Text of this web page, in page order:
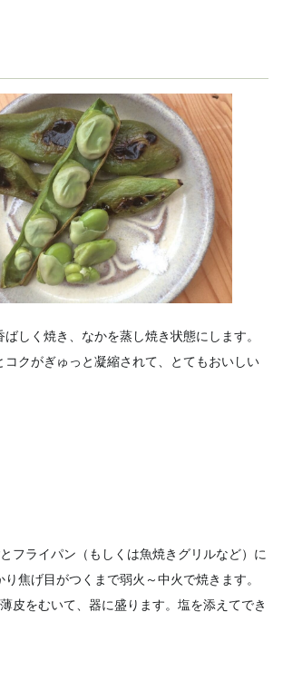
しく焼き、なかを蒸し焼き状態にします。
コクがぎゅっと凝縮されて、とてもおいしい
フライパン（もしくは魚焼きグリルなど）に
り焦げ目がつくまで弱火～中火で焼きます。
皮をむいて、器に盛ります。塩を添えてでき